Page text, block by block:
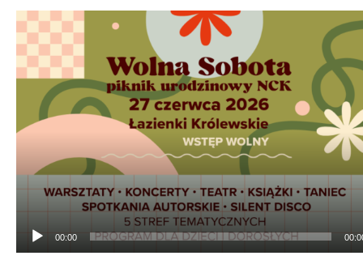
Odtwarzacz
plików
dźwiękowych
00:00